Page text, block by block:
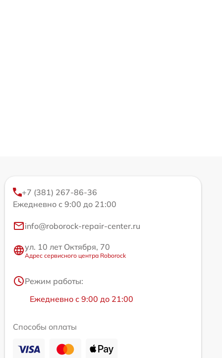
+7 (381) 267-86-36
Ежедневно с 9:00 до 21:00
info@roborock-repair-center.ru
ул. 10 лет Октября, 70
Адрес сервисного центра Roborock
Режим работы:
Ежедневно с 9:00 до 21:00
Способы оплаты